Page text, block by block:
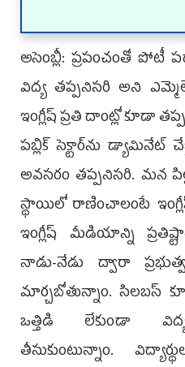
అసెంబ్లీ: ప్రపంచంతో పోటీ
విద్య తప్పనిసరి అని
ఇంగ్లీష్‌ ప్రతి దాంట్లో కూడా
పబ్లిక్ సెక్టార్‌ను డ్యామినేట్‌
అవసరం తప్పనిసరి. మన
స్థాయిలో రాణించాలంటే
ఇంగ్లీష్‌ మీడియాన్ని
నాడు-నేడు ద్వారా
మార్చబోతున్నాం. సిలబస్‌
ఒత్తిడి లేకుండా
తీసుకుంటున్నాం.